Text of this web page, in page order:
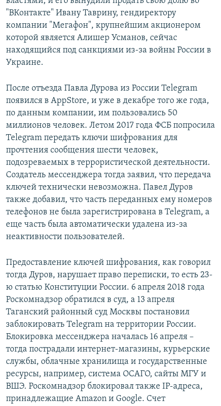
"ВКонтакте" Ивану Таврину, гендиректору
компании "Мегафон", крупнейшим акционером
которой является Алишер Усманов, сейчас
находящийся под санкциями из-за войны России в
Украине.
После отъезда Павла Дурова из России Telegram
появился в AppStore, и уже в декабре того же года,
по данным компании, им пользовались 50
миллионов человек. Летом 2017 года ФСБ попросила
Telegram передать ключи шифрования для
прочтения сообщения шести человек,
подозреваемых в террористической деятельности.
Создатель мессенджера тогда заявил, что передача
ключей технически невозможна. Павел Дуров
также добавил, что часть переданных ему номеров
телефонов не была зарегистрирована в Telegram, а
еще часть была автоматически удалена из-за
неактивности пользователей.
Предоставление ключей шифрования, как говорил
тогда Дуров, нарушает право переписки, то есть 23-
ю статью Конституции России. 6 апреля 2018 года
Роскомнадзор обратился в суд, а 13 апреля
Таганский районный суд Москвы постановил
заблокировать Telegram на территории России.
Блокировка мессенджера началась 16 апреля –
тогда пострадали интернет-магазины, курьерские
службы, облачные хранилища и государственные
ресурсы, например, система ОСАГО, сайты МГУ и
ВШЭ. Роскомнадзор блокировал также IP-адреса,
принадлежащие Amazon и Google. Счет